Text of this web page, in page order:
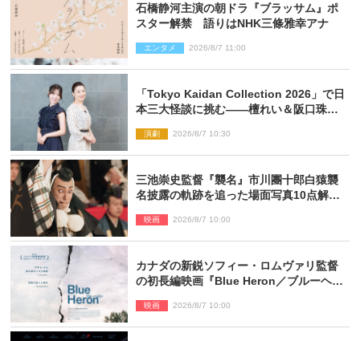
石橋静河主演の朝ドラ『ブラッサム』ポ
スター解禁 語りはNHK三條雅幸アナ
エンタメ 2026/8/7 11:00
「Tokyo Kaidan Collection 2026」で日
本三大怪談に挑む――檀れい＆阪口珠美
演劇 2026/8/7 10:30
三池崇史監督『襲名』市川團十郎白猿襲
名披露の軌跡を追った場面写真10点解
映画 2026/8/7 10:00
カナダの新鋭ソフィー・ロムヴァリ監督
の初長編映画『Blue Heron／ブルーヘロ
映画 2026/8/7 10:00